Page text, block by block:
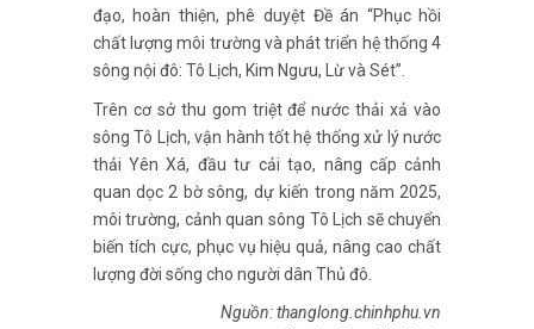
đạo, hoàn thiện, phê duyệt Đề án “Phục hồi
chất lượng môi trường và phát triển hệ thống 4
sông nội đô: Tô Lịch, Kim Ngưu, Lừ và Sét”.
Trên cơ sở thu gom triệt để nước thải xả vào
sông Tô Lịch, vận hành tốt hệ thống xử lý nước
thải Yên Xá, đầu tư cải tạo, nâng cấp cảnh
quan dọc 2 bờ sông, dự kiến trong năm 2025,
môi trường, cảnh quan sông Tô Lịch sẽ chuyển
biến tích cực, phục vụ hiệu quả, nâng cao chất
lượng đời sống cho người dân Thủ đô.
Nguồn: thanglong.chinhphu.vn